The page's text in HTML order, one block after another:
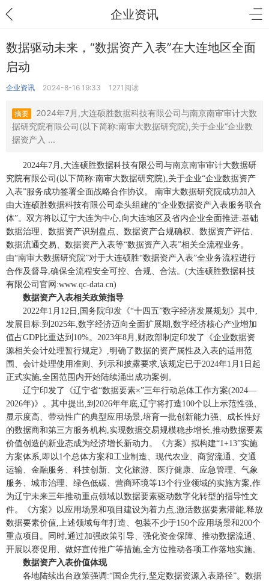
企业资讯
数据驱动未来，“数据资产入表”在大连地区全面
启动
企业资讯 2024-8-16 19:33 1271阅读
摘要
2024年7月,大连硕胜数据科技有限公司与南京南审审计大数
据研究院有限公司(以下简称:南审大数据研究院),关于企业“企业数
据资产入 ...
2024年7月,大连硕胜数据科技有限公司与南京南审审计大数据研
究院有限公司(以下简称:南审大数据研究院),关于企业“企业数据资产
入表”服务成功签署全面战略合作协议。 南审大数据研究院成功加入
由大连硕胜数据科技有限公司牵头组建的“企业数据资产入表服务联合
体”。双方将以辽宁大连为中心,向大连地区及省内企业全面推进:基础
数据治理、数据资产识别盘点、数据资产合规确权、数据资产评估、
数据流通交易、数据资产入表等“数据资产入表”相关全流程业务。
由“南审大数据研究院”对于大连硕胜“数据资产入表”全业务流程进行
合作及督导,确保全流程安全可控、合规、合法。(大连硕胜数据科技
有限公司官网:www.qc-data.cn)
数据资产入表相关政策指导
2022年1月12日,国务院印发《“十四五”数字经济发展规划》其中,
发展目标:到2025年,数字经济迈向全面扩展期,数字经济核心产业增加
值占GDP比重达到10%。2023年8月,财政部制定印发了《企业数据资
源相关会计处理暂行规定》,明确了数据的资产属性及入表的适用范
围、会计处理使用准则、列示和披露要求,该规定已于2024年1月1日起
正式实施,全国范围内开始陆续涌出成功案例。
辽宁印发了《辽宁省“数据要素×”三年行动总体工作方案(2024—
2026年)》。其中提出,到2026年年底,辽宁将打造100个以上示范性强、
显示度高、带动性广的典型应用场景,培育一批创新能力强、成长性好
的数据商和第三方服务机构,实现数据交易规模稳步增长,推动数据要素
价值创造的新业态成为经济增长新动力。《方案》拟构建“1+13”实施
方案体系,即以1个总体方案和工业制造、现代农业、商贸流通、交通
运输、金融服务、科技创新、文化旅游、医疗健康、应急管理、气象
服务、城市治理、绿色低碳、营商环境等13个行业领域的实施方案,作
为辽宁未来三年推动重点领域以数据要素驱动数字化转型的指导性文
件。《方案》以应用场景和项目建设为着力点,激活数据要素潜能,释放
数据要素价值,上述领域每年打造、包装不少于150个应用场景和200个
重点项目。同时,通过加强政策引导、强化资金保障、推动数据流通、
开展以赛促用、做好宣传推广等措施,全方位推动各项工作落地实施。
数据资产入表价值体现
各地陆续出台政策强调:“国企先行,坚定数据资源入表路径”。数据